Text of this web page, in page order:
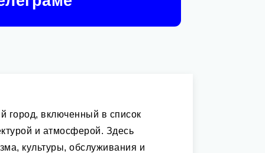
город, включенный в список
и атмосферой. Здесь
культуры, обслуживания и